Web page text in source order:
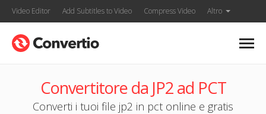
Video Editor Add Subtitles to Video Compress Video Altro
Convertitore da JP2 ad PCT
Converti i tuoi file jp2 in pct online e gratis